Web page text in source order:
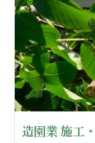
造園業 施工